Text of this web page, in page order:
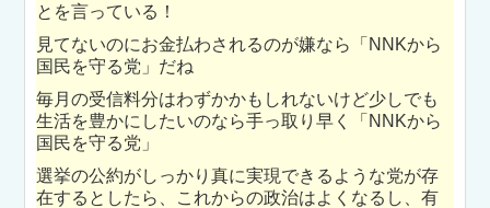
とを言っている！
見てないのにお金払わされるのが嫌なら「NNKから
国民を守る党」だね
毎月の受信料分はわずかかもしれないけど少しでも
生活を豊かにしたいのなら手っ取り早く「NNKから
国民を守る党」
選挙の公約がしっかり真に実現できるような党が存
在するとしたら、これからの政治はよくなるし、有